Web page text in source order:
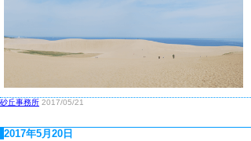
砂丘事務所 2017/05/21
2017年5月20日